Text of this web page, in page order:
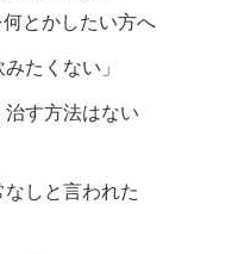
とかしたい方へ
たくない」
治す方法はない
なしと言われた